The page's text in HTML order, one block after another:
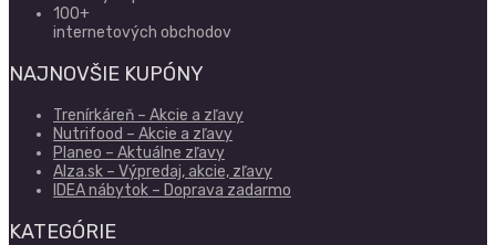
100+
internetových obchodov
NAJNOVŠIE KUPÓNY
Trenírkáreň – Akcie a zľavy
Nutrifood – Akcie a zľavy
Planeo – Aktuálne zľavy
Alza.sk – Výpredaj, akcie, zľavy
IDEA nábytok – Doprava zadarmo
KATEGÓRIE